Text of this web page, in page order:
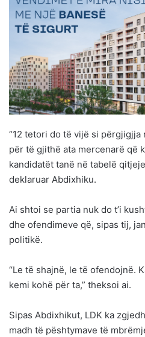
“12 tetori do të vijë si
për të gjithë ata mercenarë që
kandidatët tanë në tabelë
deklaruar Abdixhiku.
Ai shtoi se partia nuk do t’i
dhe ofendimeve që, sipas tij,
politikë.
“Le të shajnë, le të ofendojnë.
kemi kohë për ta,” theksoi ai.
Sipas Abdixhikut, LDK ka
madh të pështymave të